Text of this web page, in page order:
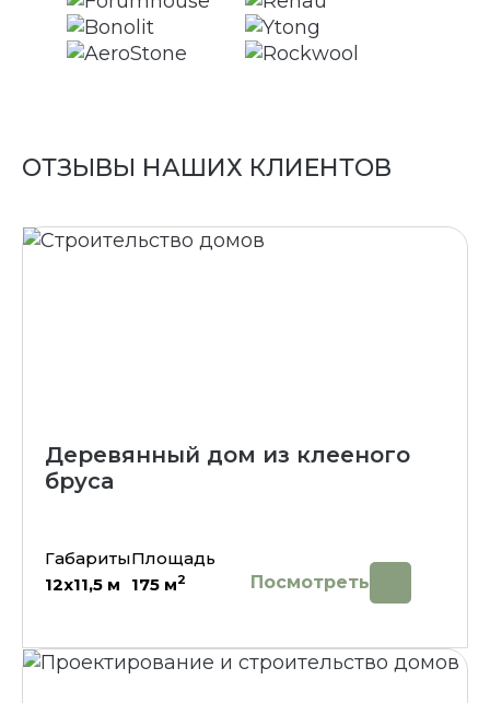
ОТЗЫВЫ НАШИХ КЛИЕНТОВ
Деревянный дом из клееного
бруса
Габариты
12х11,5 м
Площадь
175 м2 Посмотреть